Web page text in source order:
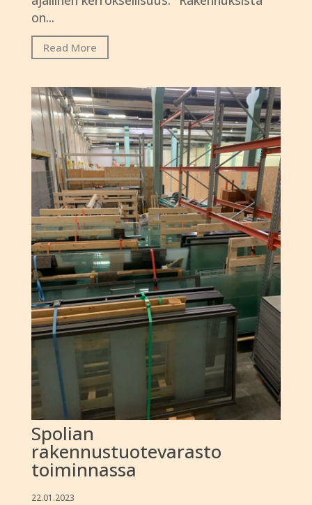
on...
Read More
Spolian
rakennustuotevarasto
toiminnassa
22.01.2023